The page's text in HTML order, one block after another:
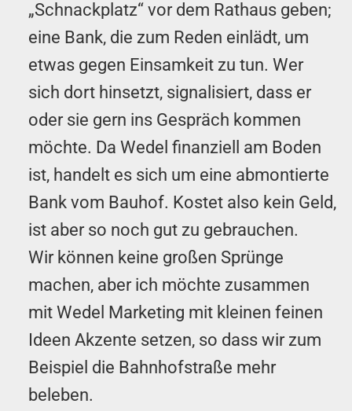
„Schnackplatz“ vor dem Rathaus geben;
eine Bank, die zum Reden einlädt, um
etwas gegen Einsamkeit zu tun. Wer
sich dort hinsetzt, signalisiert, dass er
oder sie gern ins Gespräch kommen
möchte. Da Wedel finanziell am Boden
ist, handelt es sich um eine abmontierte
Bank vom Bauhof. Kostet also kein Geld,
ist aber so noch gut zu gebrauchen.
Wir können keine großen Sprünge
machen, aber ich möchte zusammen
mit Wedel Marketing mit kleinen feinen
Ideen Akzente setzen, so dass wir zum
Beispiel die Bahnhofstraße mehr
beleben.